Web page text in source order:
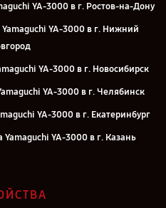
YA-3000 в г. Ростов-на-Дону
YA-3000 в г. Нижний
YA-3000 в г. Новосибирск
YA-3000 в г. Челябинск
YA-3000 в г. Екатеринбург
YA-3000 в г. Казань